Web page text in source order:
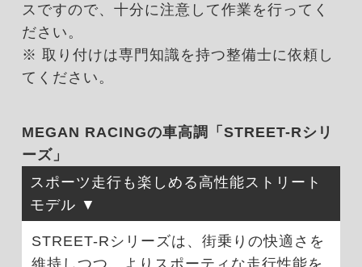
スですので、十分に注意して作業を行ってく
ださい。
※ 取り付けは専門知識を持つ整備士に依頼し
てください。
MEGAN RACINGの車高調「STREET-Rシリ
ーズ」
スポーツ走行も楽しめる高性能ストリート
モデル
STREET-Rシリーズは、街乗りの快適さを